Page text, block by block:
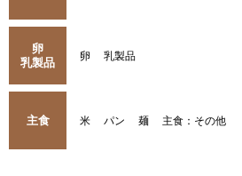
卵
乳製品
卵 乳製品
主食 米 パン 麺 主食：その他